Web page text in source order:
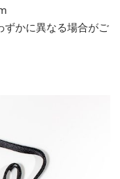
かに異なる場合がご